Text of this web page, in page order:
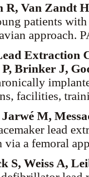
R, Van Zandt
patients
approach.
Extraction
Brinker J,
facilities,
M,
lead
via a femoral
S, Weiss A,